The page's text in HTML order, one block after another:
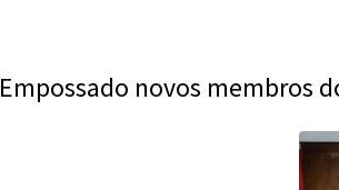
Empossado novos membros